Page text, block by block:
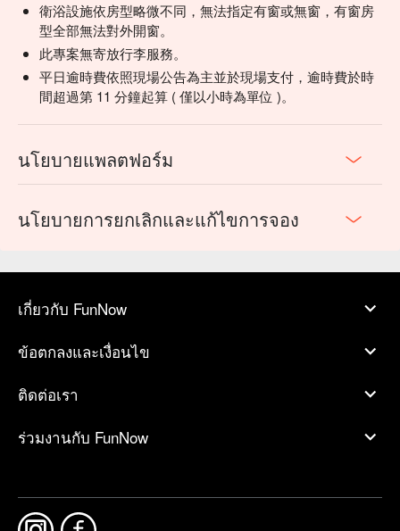
衛浴設施依房型略微不同，無法指定有窗或無窗，有窗房
型全部無法對外開窗。
此專案無寄放行李服務。
平日逾時費依照現場公告為主並於現場支付，逾時費於時
間超過第 11 分鐘起算 ( 僅以小時為單位 )。
นโยบายแพลตฟอร์ม
นโยบายการยกเลิกและแก้ไขการจอง
เกี่ยวกับ FunNow
ข้อตกลงและเงื่อนไข
ติดต่อเรา
ร่วมงานกับ FunNow